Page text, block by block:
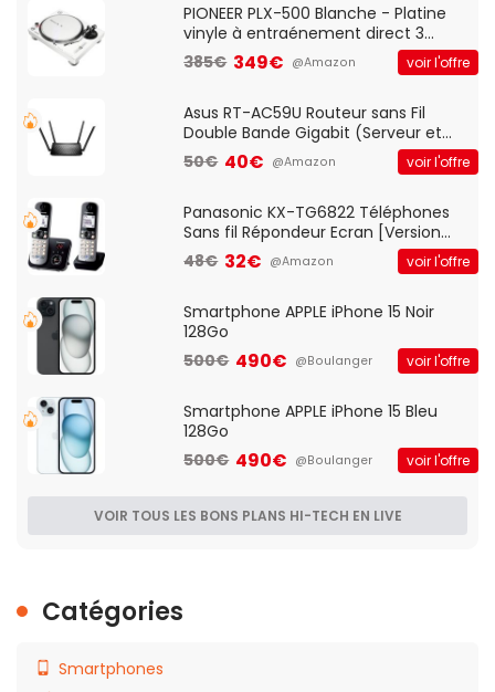
QWERTY UK - Noir
PIONEER PLX-500 Blanche - Platine
vinyle à entraénement direct 3
vitesses (33-45-78 trs/min) avec
pre-ampli intégré et port USB
385€ 349€ @Amazon voir l'offre
Asus RT-AC59U Routeur sans Fil
Double Bande Gigabit (Serveur et
Client VPN, Triple Vlan, Mode Point
d'accès et Bridge, contrôle Parental,
50€ 40€ @Amazon voir l'offre
Panasonic KX-TG6822 Téléphones
Sans fil Répondeur Ecran [Version
Française]
48€ 32€ @Amazon voir l'offre
Smartphone APPLE iPhone 15 Noir
128Go
500€ 490€ @Boulanger voir l'offre
Smartphone APPLE iPhone 15 Bleu
128Go
500€ 490€ @Boulanger voir l'offre
VOIR TOUS LES BONS PLANS HI-TECH EN LIVE
Catégories
Smartphones